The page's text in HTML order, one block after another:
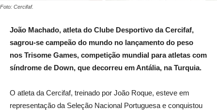
Foto: Cercifaf.
João Machado, atleta do Clube Desportivo da Cercifaf,
sagrou-se campeão do mundo no lançamento do peso
nos Trisome Games, competição mundial para atletas com
síndrome de Down, que decorreu em Antália, na Turquia.
O atleta da Cercifaf, treinado por João Roque, esteve em
representação da Seleção Nacional Portuguesa e conquistou